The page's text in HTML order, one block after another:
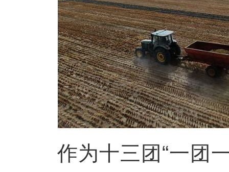
作为十三团“一团一